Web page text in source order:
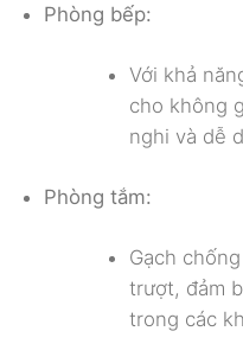
Phòng bếp:
Với khả
cho không
nghi và dễ
Phòng tắm:
Gạch
trượt, đảm
trong các